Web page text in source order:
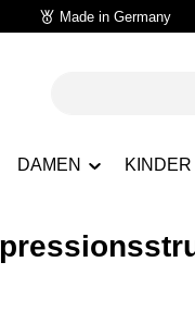
Made in Germany
DAMEN KINDER